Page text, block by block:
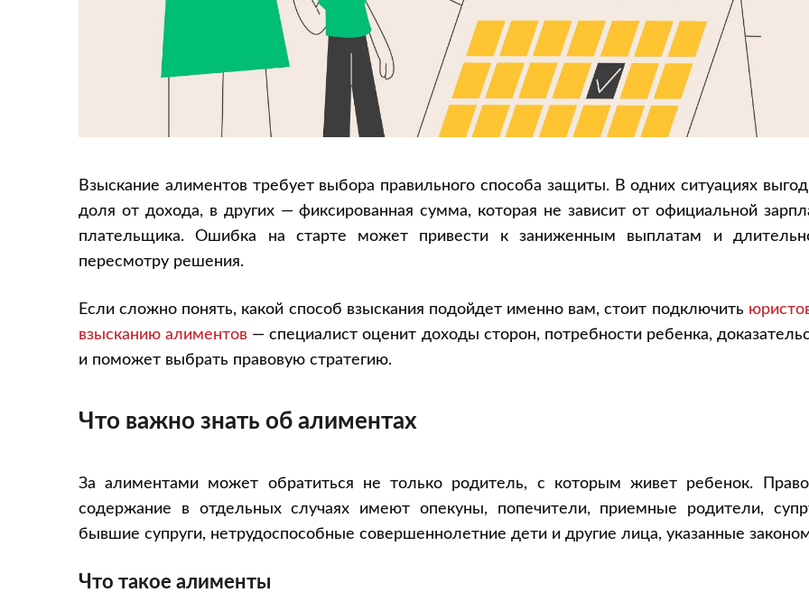
Взыскание алиментов требует выбора правильного способа защиты. В одних ситуациях
доля от дохода, в других — фиксированная сумма, которая не зависит от официальной
плательщика. Ошибка на старте может привести к заниженным выплатам и
пересмотру решения.
Если сложно понять, какой способ взыскания подойдет именно вам, стоит подключить
взысканию алиментов — специалист оценит доходы сторон, потребности ребенка,
и поможет выбрать правовую стратегию.
Что важно знать об алиментах
За алиментами может обратиться не только родитель, с которым живет ребенок.
содержание в отдельных случаях имеют опекуны, попечители, приемные родители,
бывшие супруги, нетрудоспособные совершеннолетние дети и другие лица, указанные
Что такое алименты